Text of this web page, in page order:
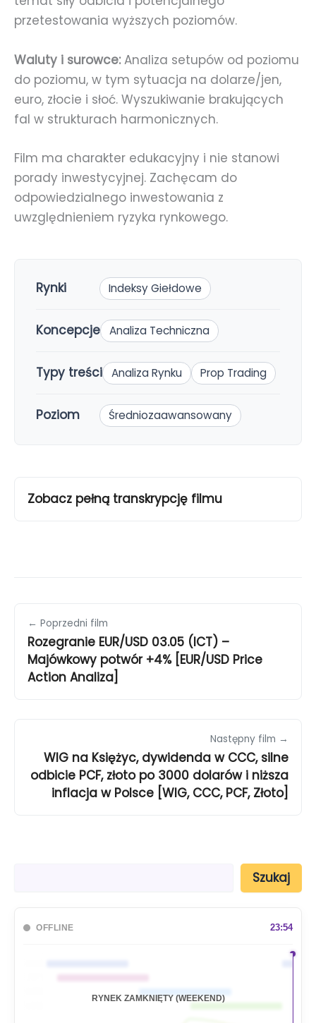
przetestowania wyższych poziomów.
Waluty i surowce:Analiza setupów od poziomu
do poziomu, w tym sytuacja na dolarze/jen,
euro, złocie i słoć. Wyszukiwanie brakujących
fal w strukturach harmonicznych.
Film ma charakter edukacyjny i nie stanowi
porady inwestycyjnej. Zachęcam do
odpowiedzialnego inwestowania z
uwzględnieniem ryzyka rynkowego.
Rynki Indeksy Giełdowe
Koncepcje Analiza Techniczna
Typy treści Analiza Rynku Prop Trading
Poziom Średniozaawansowany
Zobacz pełną transkrypcję filmu
← Poprzedni film
Rozegranie EUR/USD 03.05 (ICT) –
Majówkowy potwór +4% [EUR/USD Price
Action Analiza]
Następny film →
WIG na Księżyc, dywidenda w CCC, silne
odbicie PCF, złoto po 3000 dolarów i niższa
inflacja w Polsce [WIG, CCC, PCF, Złoto]
Szukaj
OFFLINE 23:54
RYNEK ZAMKNIĘTY (WEEKEND)